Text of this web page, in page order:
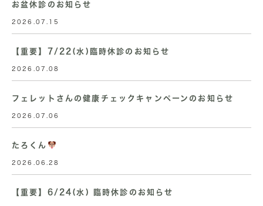
お盆休診のお知らせ
2026.07.15
【重要】7/22(水)臨時休診のお知らせ
2026.07.08
フェレットさんの健康チェックキャンペーンのお知らせ
2026.07.06
たろくん
2026.06.28
【重要】6/24(水) 臨時休診のお知らせ